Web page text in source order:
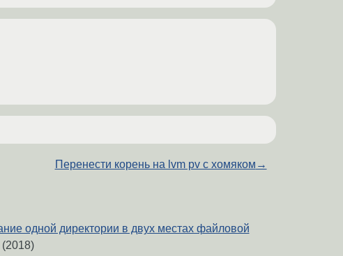
Перенести корень на lvm pv с хомяком →
одной директории в двух местах файловой
(2018)